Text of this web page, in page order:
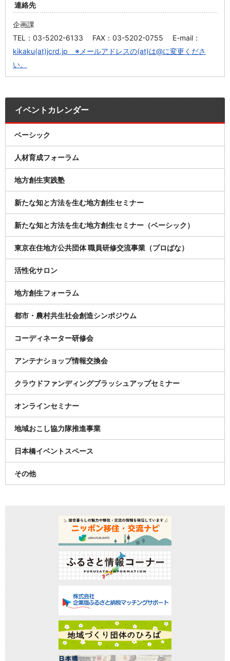
連絡先
企画課
TEL：03-5202-6133 FAX：03-5202-0755 E-mail：
kikaku(at)jcrd.jp ※メールアドレスの(at)は@に変更くださ
い。
イベントカレンダー
ベーシック
人材育成フォーラム
地方創生実践塾
新たな知と方法を生む地方創生セミナー
新たな知と方法を生む地方創生セミナー（ベーシック）
東京在住地方公共団体 職員研修交流事業（プロばな）
活性化サロン
地方創生フォーラム
都市・農村共生社会創造シンポジウム
コーディネーター研修会
アンテナショップ情報交換会
クラウドファンディングブラッシュアップセミナー
オンラインセミナー
地域おこし協力隊推進事業
日本橋イベントスペース
その他